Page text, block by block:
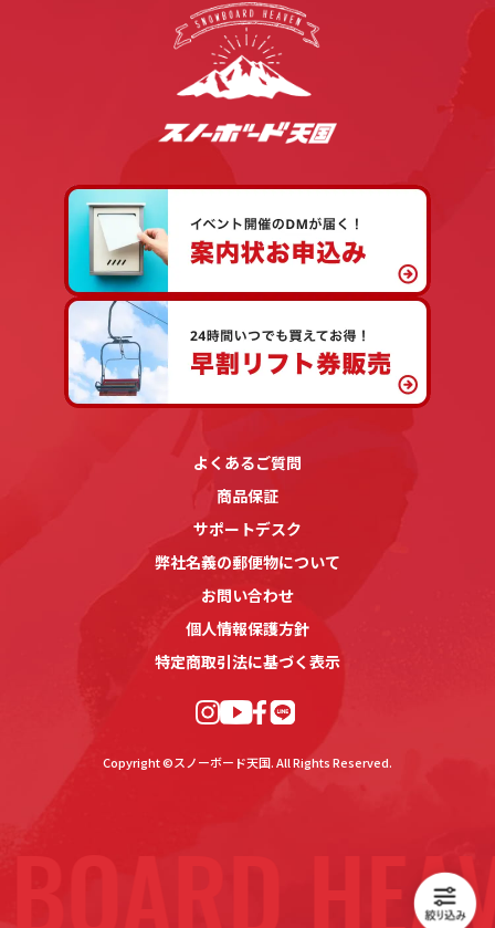
よくあるご質問
商品保証
サポートデスク
弊社名義の郵便物について
お問い合わせ
個人情報保護方針
特定商取引法に基づく表示
Copyright ©スノーボード天国. All Rights Reserved.